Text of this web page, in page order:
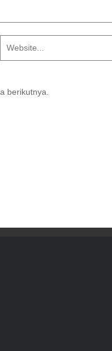
berikutnya.